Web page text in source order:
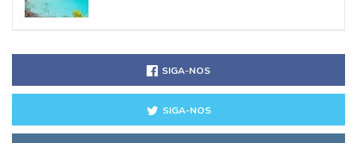
SIGA-NOS
SIGA-NOS